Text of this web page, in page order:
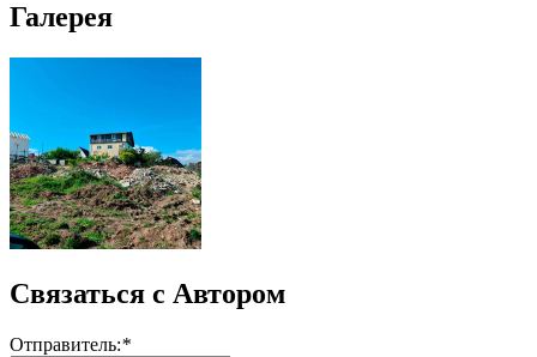
Галерея
Связаться с Автором
Отправитель:*